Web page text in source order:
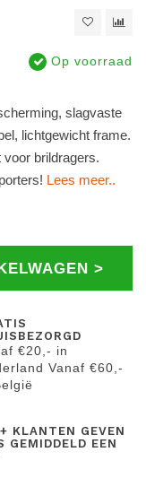
Op voorraad
slagvaste
lichtgewicht frame.
brildragers.
Lees meer..
>
€20,- in
Vanaf €60,-
KLANTEN GEVEN
GEMIDDELD EEN